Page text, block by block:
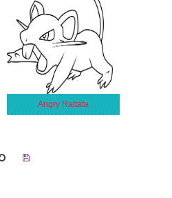
Angry Rattata